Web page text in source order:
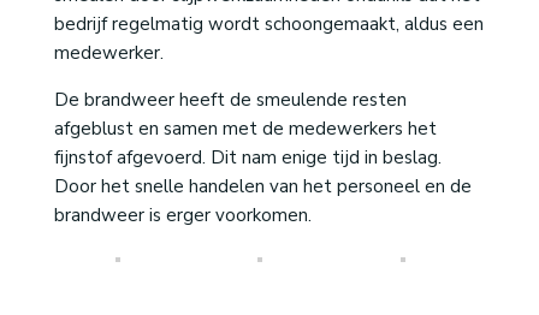
bedrijf regelmatig wordt schoongemaakt, aldus een
medewerker.
De brandweer heeft de smeulende resten
afgeblust en samen met de medewerkers het
fijnstof afgevoerd. Dit nam enige tijd in beslag.
Door het snelle handelen van het personeel en de
brandweer is erger voorkomen.